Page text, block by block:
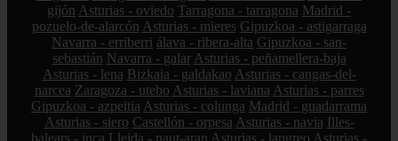
gijón Asturias - oviedo Tarragona - tarragona Madrid -
pozuelo-de-alarcón Asturias - mieres Gipuzkoa - astigarraga
Navarra - erriberri álava - ribera-alta Gipuzkoa - san-
sebastián Navarra - galar Asturias - peñamellera-baja
Asturias - lena Bizkaia - galdakao Asturias - cangas-del-
narcea Zaragoza - utebo Asturias - laviana Asturias - parres
Gipuzkoa - azpeitia Asturias - colunga Madrid - guadarrama
Asturias - siero Castellón - orpesa Asturias - navia Illes-